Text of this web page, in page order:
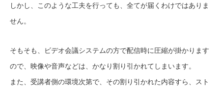
しかし、このような工夫を行っても、全てが届くわけではありま
せん。
そもそも、ビデオ会議システムの方で配信時に圧縮が掛かります
ので、映像や音声などは、かなり割り引かれてしまいます。
また、受講者側の環境次第で、その割り引かれた内容すら、スト